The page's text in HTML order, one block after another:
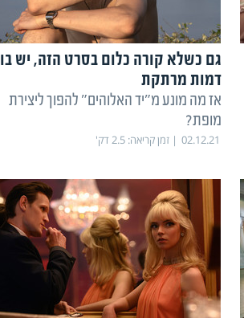
גם כשלא קורה כלום בסרט הזה, יש בו
דמות מרתקת
אז מה מונע מ"יד האלוהים" להפוך ליצירת
מופת?
02.12.21 זמן קריאה:2.5 דק'